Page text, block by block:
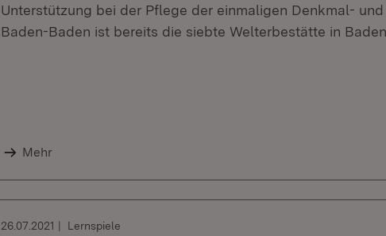
Unterstützung bei der Pflege der einmaligen Denkmal-
Baden-Baden ist bereits die siebte Welterbestätte in
Mehr
26.07.2021 Lernspiele